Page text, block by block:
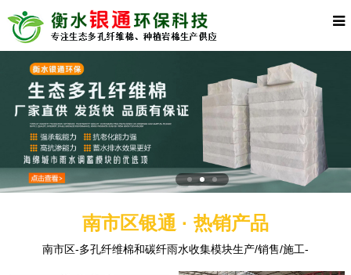
南市区银通 · 热销产品
南市区-多孔纤维棉和碳纤雨水收集模块生产/销售/施工-